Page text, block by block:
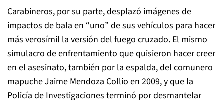
Carabineros, por su parte, desplazó imágenes de
impactos de bala en “uno” de sus vehículos para hacer
más verosímil la versión del fuego cruzado. El mismo
simulacro de enfrentamiento que quisieron hacer creer
en el asesinato, también por la espalda, del comunero
mapuche Jaime Mendoza Collio en 2009, y que la
Policía de Investigaciones terminó por desmantelar